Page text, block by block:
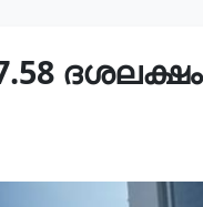
ദശലക്ഷം